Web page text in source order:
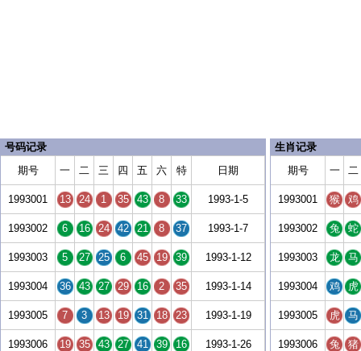
号码记录
期号
一 二 三 四 五 六 特 日期
1993001 13 24 1 35 43 8 33 1993-1-5
1993002 6 16 24 42 21 8 37 1993-1-7
1993003 5 27 25 6 45 19 39 1993-1-12
1993004 36 43 27 29 16 2 35 1993-1-14
1993005 7 3 13 19 31 18 23 1993-1-19
1993006 19 35 43 27 41 39 16 1993-1-26
生肖记录
期号
一 二
1993001 猴 鸡
1993002 兔 蛇
1993003 龙 马
1993004 鸡 虎
1993005 虎 马
1993006 兔 猪